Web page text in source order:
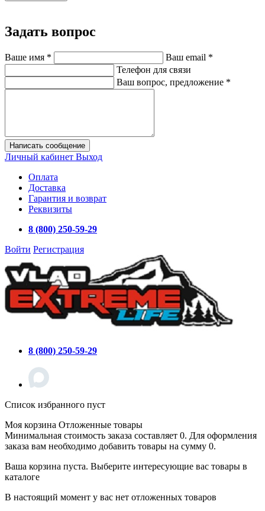
Задать вопрос
Ваше имя * Ваш email *
Телефон для связи
Ваш вопрос, предложение *
Написать сообщение
Личный кабинет Выход
Оплата
Доставка
Гарантия и возврат
Реквизиты
8 (800) 250-59-29
Войти Регистрация
8 (800) 250-59-29
Список избранного пуст
Моя корзина Отложенные товары
Минимальная стоимость заказа составляет 0. Для оформления
заказа вам необходимо добавить товары на сумму 0.
Ваша корзина пуста. Выберите интересующие вас товары в
каталоге
В настоящий момент у вас нет отложенных товаров